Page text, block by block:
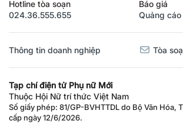
Hotline tòa soạn
024.36.555.655
Báo giá
Quảng cáo
Thông tin doanh nghiệp Tòa
Tạp chí điện tử Phụ nữ Mới
Thuộc Hội Nữ trí thức Việt Nam
Số giấy phép: 81/GP-BVHTTDL do Bộ Văn Hóa,
cấp ngày 12/6/2026.